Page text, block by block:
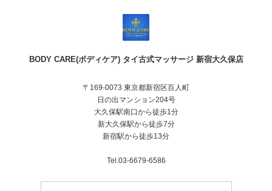
BODY CARE(ボディケア) タイ古式マッサージ 新宿大久保店
〒169-0073 東京都新宿区百人町
日の出マンション204号
大久保駅南口から徒歩1分
新大久保駅から徒歩7分
新宿駅から徒歩13分
Tel.03-6679-6586